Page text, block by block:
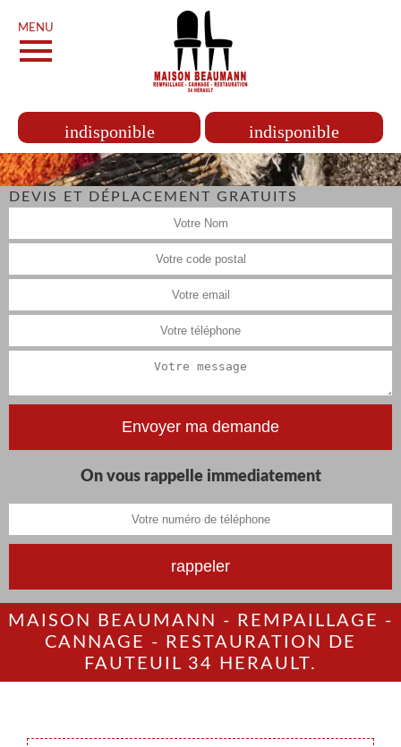
MENU
indisponible indisponible
DEVIS ET DÉPLACEMENT GRATUITS
On vous rappelle immediatement
MAISON BEAUMANN - REMPAILLAGE -
CANNAGE - RESTAURATION DE
FAUTEUIL 34 HERAULT.